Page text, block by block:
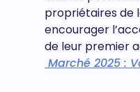
propriétaires de
encourager
de leur premier
Marché 2025 :